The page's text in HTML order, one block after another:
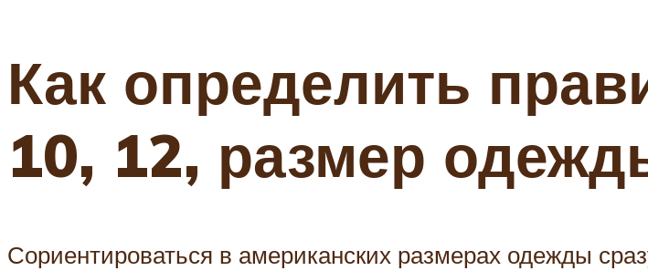
Как определить
10, 12, размер
Сориентироваться в американских размерах одежды